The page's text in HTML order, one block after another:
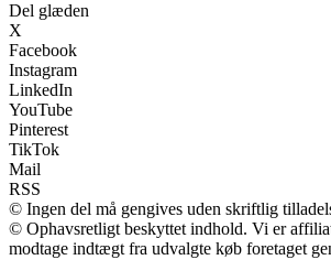
Del glæden
X
Facebook
Instagram
LinkedIn
YouTube
Pinterest
TikTok
Mail
RSS
© Ingen del må gengives uden skriftlig
© Ophavsretligt beskyttet indhold. Vi er
modtage indtægt fra udvalgte køb foretaget